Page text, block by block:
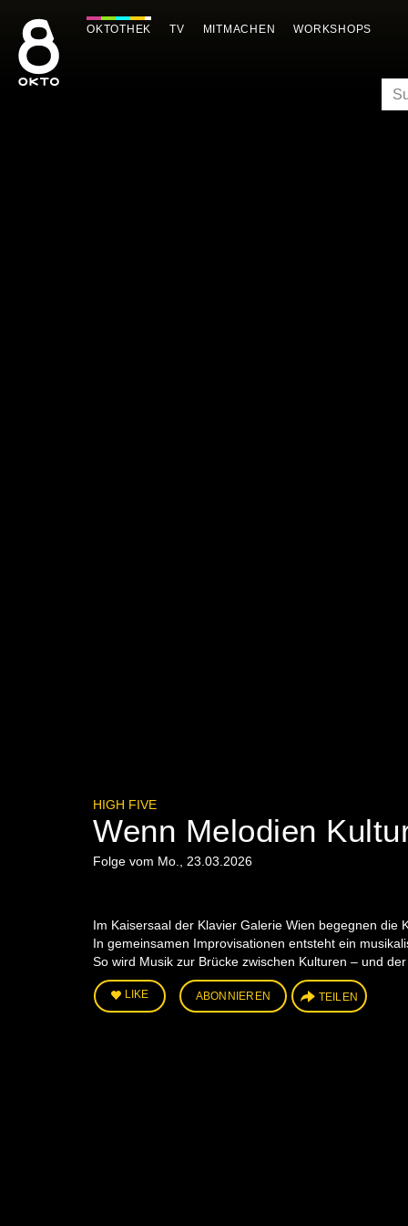
Inhalt
springen
OKTOTHEK TV MITMACHEN WORKSHOPS
HIGH FIVE
Wenn Melodien
Folge vom Mo., 23.03.2026
Im Kaisersaal der Klavier Galerie Wien begegnen
In gemeinsamen Improvisationen entsteht ein
So wird Musik zur Brücke zwischen Kulturen – und
LIKE ABONNIEREN TEILEN